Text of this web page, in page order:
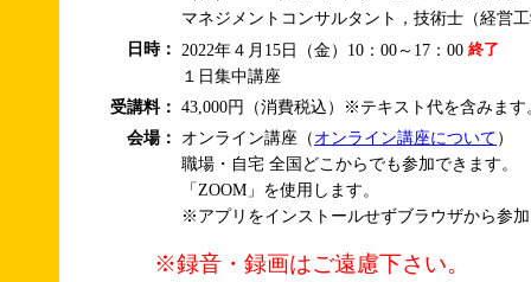
マネジメントコンサルタント，技術士（経営
日時：
2022年４月15日（金）10：00～17：00
１日集中講座
受講料： 43,000円（消費税込）※テキスト代を含みます
会場：
オンライン講座（ オンライン講座について ）
職場・自宅 全国どこからでも参加できます。
「ZOOM」を使用します。
※アプリをインストールせずブラウザから参
※録音・録画はご遠慮下さい。